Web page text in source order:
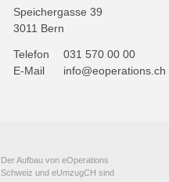
Speichergasse 39
3011 Bern
Telefon
031 570 00 00
E-Mail
info@eoperations.ch
Der Aufbau von eOperations
Schweiz und eUmzugCH sind